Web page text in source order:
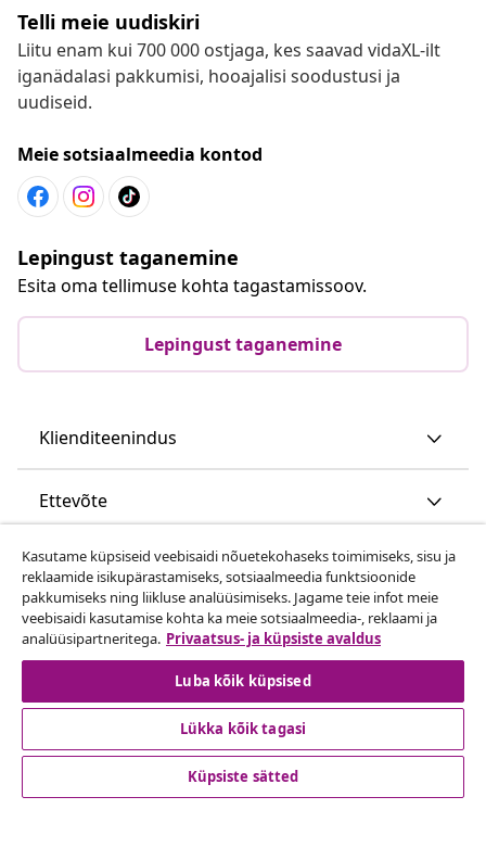
Telli meie uudiskiri
Liitu enam kui 700 000 ostjaga, kes saavad vidaXL-ilt
iganädalasi pakkumisi, hooajalisi soodustusi ja
uudiseid.
Meie sotsiaalmeedia kontod
Lepingust taganemine
Esita oma tellimuse kohta tagastamissoov.
Lepingust taganemine
Klienditeenindus
Ettevõte
vidaXL
Vaata rohkem
© 2008-2026 vidaXL www.vidaxl.ee on vidaXL Marketplace
Kasutame küpsiseid veebisaidi nõuetekohaseks toimimiseks, sisu ja
reklaamide isikupärastamiseks, sotsiaalmeedia funktsioonide
pakkumiseks ning liikluse analüüsimiseks. Jagame teie infot meie
veebisaidi kasutamise kohta ka meie sotsiaalmeedia-, reklaami ja
analüüsipartneritega. Privaatsus- ja küpsiste avaldus
Luba kõik küpsised
Lükka kõik tagasi
Küpsiste sätted